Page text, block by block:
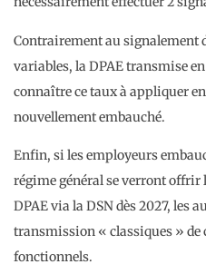
Contrairement au signalement
variables, la DPAE transmise
connaître ce taux à appliquer
nouvellement embauché.
Enfin, si les employeurs
régime général se verront offrir
DPAE via la DSN dès 2027, les
transmission « classiques » de
fonctionnels.